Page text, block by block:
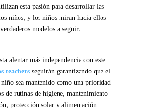
esta pasión para desarrollar las
niños, y los niños miran hacia ellos
modelos a seguir.
alentar más independencia con este
teachersseguirán garantizando que el
sea mantenido como una prioridad
de rutinas de higiene, mantenimiento
protección solar y alimentación